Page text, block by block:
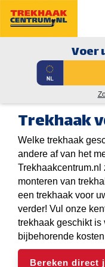
Voer
Trekhaak
Welke trekhaak
andere af van het
monteren van
een trekhaak voor
verder! Vul onze
trekhaak geschikt is
bijbehorende
Bereken direct